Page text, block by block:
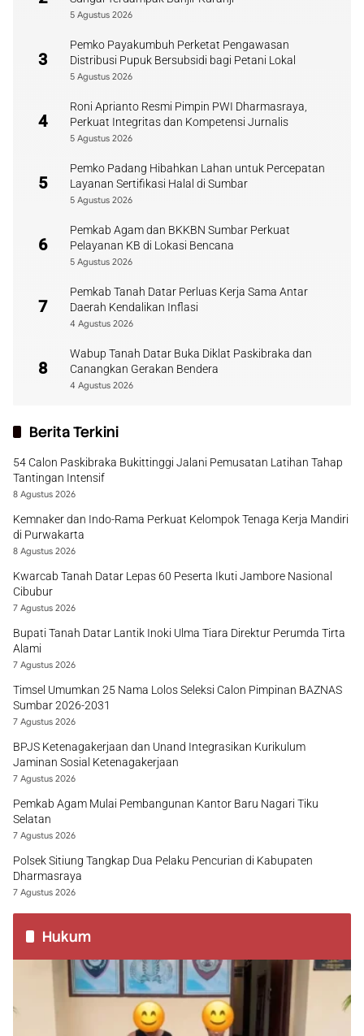
5 Agustus 2026
3
Pemko Payakumbuh Perketat Pengawasan
Distribusi Pupuk Bersubsidi bagi Petani Lokal
5 Agustus 2026
4
Roni Aprianto Resmi Pimpin PWI Dharmasraya,
Perkuat Integritas dan Kompetensi Jurnalis
5 Agustus 2026
5
Pemko Padang Hibahkan Lahan untuk Percepatan
Layanan Sertifikasi Halal di Sumbar
5 Agustus 2026
6
Pemkab Agam dan BKKBN Sumbar Perkuat
Pelayanan KB di Lokasi Bencana
5 Agustus 2026
7
Pemkab Tanah Datar Perluas Kerja Sama Antar
Daerah Kendalikan Inflasi
4 Agustus 2026
8
Wabup Tanah Datar Buka Diklat Paskibraka dan
Canangkan Gerakan Bendera
4 Agustus 2026
Berita Terkini
54 Calon Paskibraka Bukittinggi Jalani Pemusatan Latihan Tahap
Tantingan Intensif
8 Agustus 2026
Kemnaker dan Indo-Rama Perkuat Kelompok Tenaga Kerja Mandiri
di Purwakarta
8 Agustus 2026
Kwarcab Tanah Datar Lepas 60 Peserta Ikuti Jambore Nasional
Cibubur
7 Agustus 2026
Bupati Tanah Datar Lantik Inoki Ulma Tiara Direktur Perumda Tirta
Alami
7 Agustus 2026
Timsel Umumkan 25 Nama Lolos Seleksi Calon Pimpinan BAZNAS
Sumbar 2026-2031
7 Agustus 2026
BPJS Ketenagakerjaan dan Unand Integrasikan Kurikulum
Jaminan Sosial Ketenagakerjaan
7 Agustus 2026
Pemkab Agam Mulai Pembangunan Kantor Baru Nagari Tiku
Selatan
7 Agustus 2026
Polsek Sitiung Tangkap Dua Pelaku Pencurian di Kabupaten
Dharmasraya
7 Agustus 2026
Hukum